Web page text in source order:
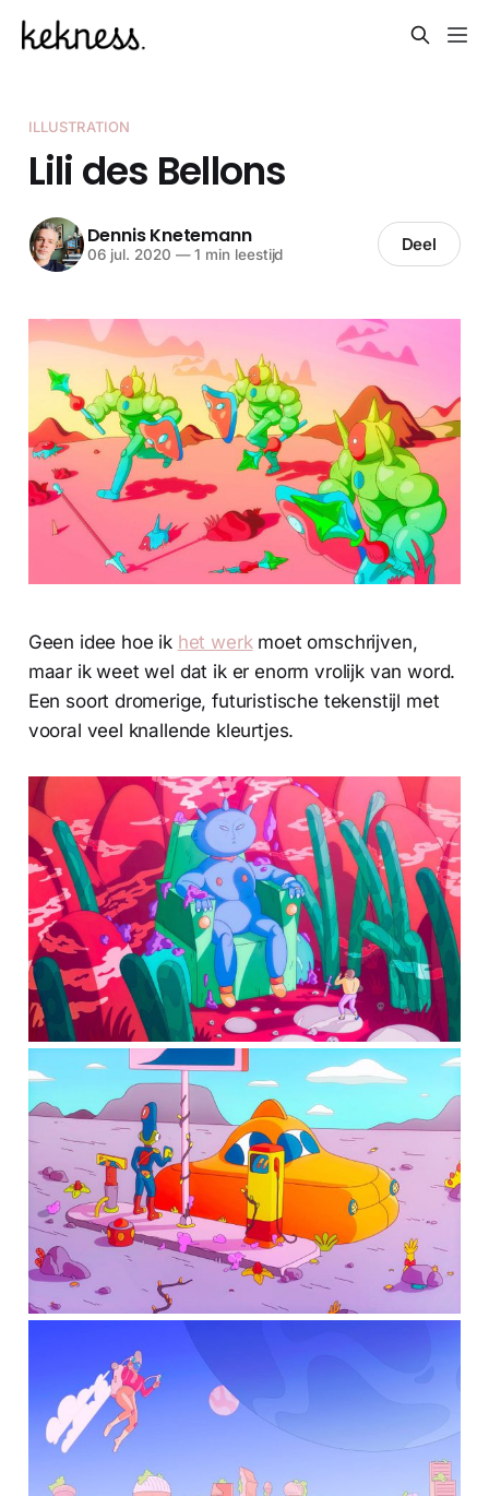
ILLUSTRATION
Lili des Bellons
Dennis Knetemann
06 jul. 2020 —1 min leestijd Deel
Geen idee hoe ik het werkmoet omschrijven,
maar ik weet wel dat ik er enorm vrolijk van word.
Een soort dromerige, futuristische tekenstijl met
vooral veel knallende kleurtjes.